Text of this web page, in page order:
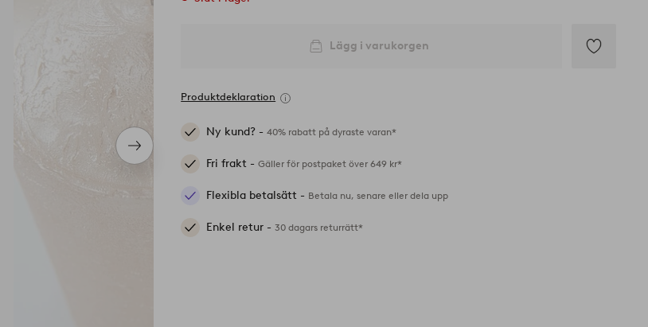
Nästa
produkt
Lägg i varukorgen
Produktdeklaration
Ny kund? -40% rabatt på dyraste varan*
Fri frakt -Gäller för postpaket över 649 kr*
Flexibla betalsätt - Betala nu, senare eller dela upp
Enkel retur -30 dagars returrätt*